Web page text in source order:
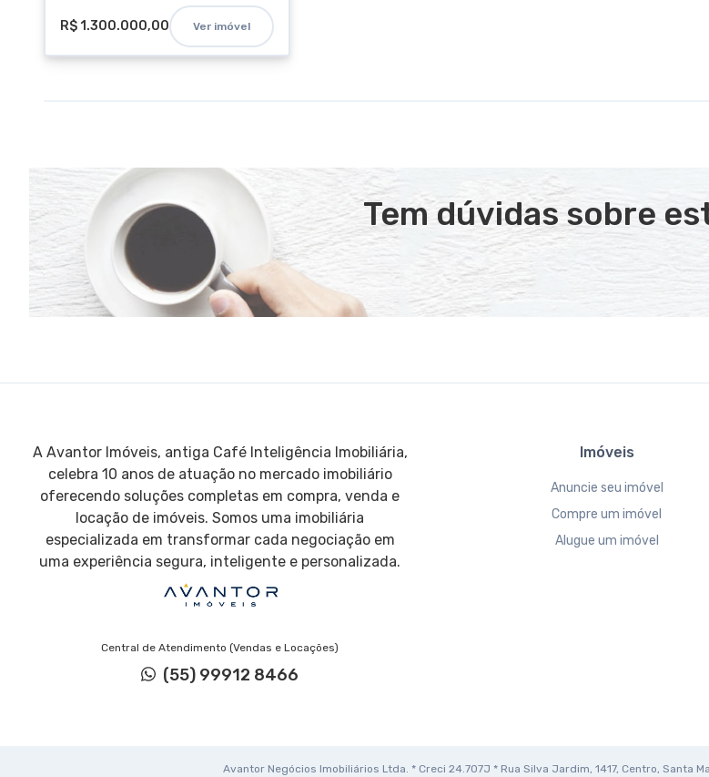
R$ 1.300.000,00 Ver imóvel
Tem dúvidas sobre
A Avantor Imóveis, antiga Café Inteligência Imobiliária,
celebra 10 anos de atuação no mercado imobiliário
oferecendo soluções completas em compra, venda e
locação de imóveis. Somos uma imobiliária
especializada em transformar cada negociação em
uma experiência segura, inteligente e personalizada.
Central de Atendimento (Vendas e Locações)
(55) 99912 8466
Imóveis
Anuncie seu imóvel
Compre um imóvel
Alugue um imóvel
Avantor Negócios Imobiliários Ltda. * Creci 24.707J * Rua Silva Jardim, 1417, Centro, Santa